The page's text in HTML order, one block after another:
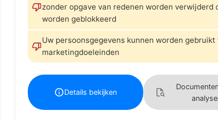
zonder opgave van redenen worden verwijderd
worden geblokkeerd
Uw persoonsgegevens kunnen worden gebruikt
marketingdoeleinden
Details bekijken